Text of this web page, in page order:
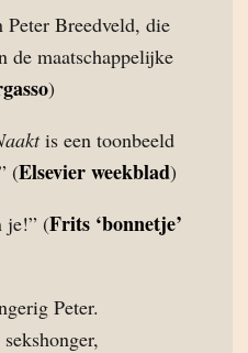
Breedveld, die
de maatschappelijke
)
is een toonbeeld
(Elsevier weekblad)
je!” (Frits ‘bonnetje’
Peter.